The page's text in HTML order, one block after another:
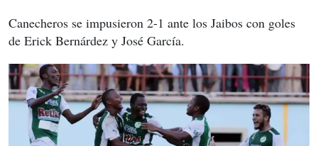
Canecheros se impusieron 2-1 ante los Jaibos con goles
de Erick Bernárdez y José García.